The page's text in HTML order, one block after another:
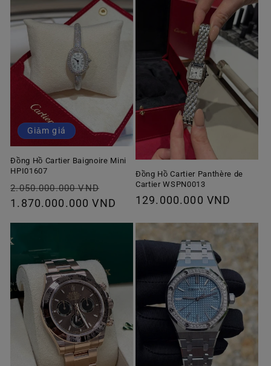
thường
Giảm giá
Đồng Hồ Cartier Baignoire Mini
HPI01607
Giá
thông
2.050.000.000 VND
ưu
1.870.000.000 VND
Đồng Hồ Cartier Panthère de
Cartier WSPN0013
Giá
thường
129.000.000 VND